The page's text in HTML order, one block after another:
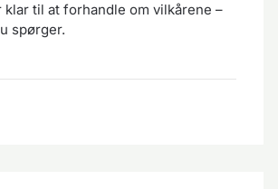
til at forhandle om vilkårene –
spørger.